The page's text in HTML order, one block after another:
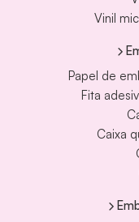
Vinil
Papel de
Fita
Caixa